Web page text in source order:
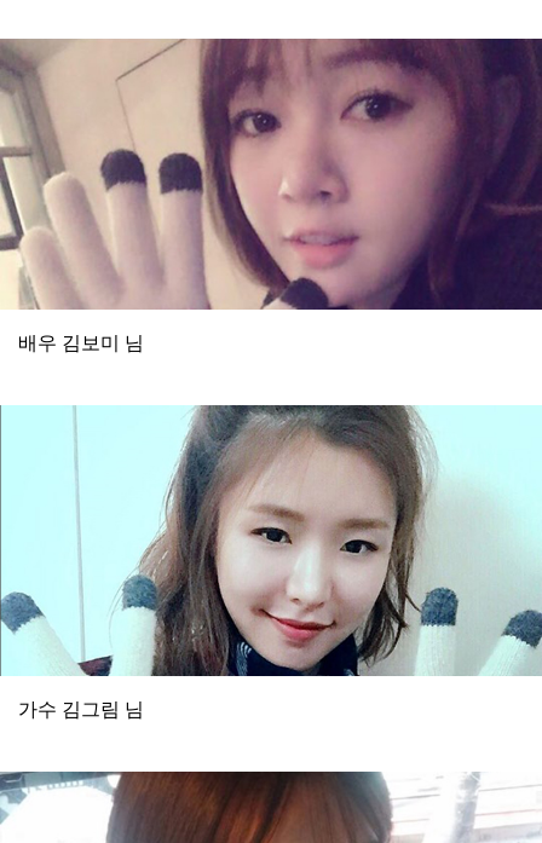
배우 김보미 님
가수 김그림 님